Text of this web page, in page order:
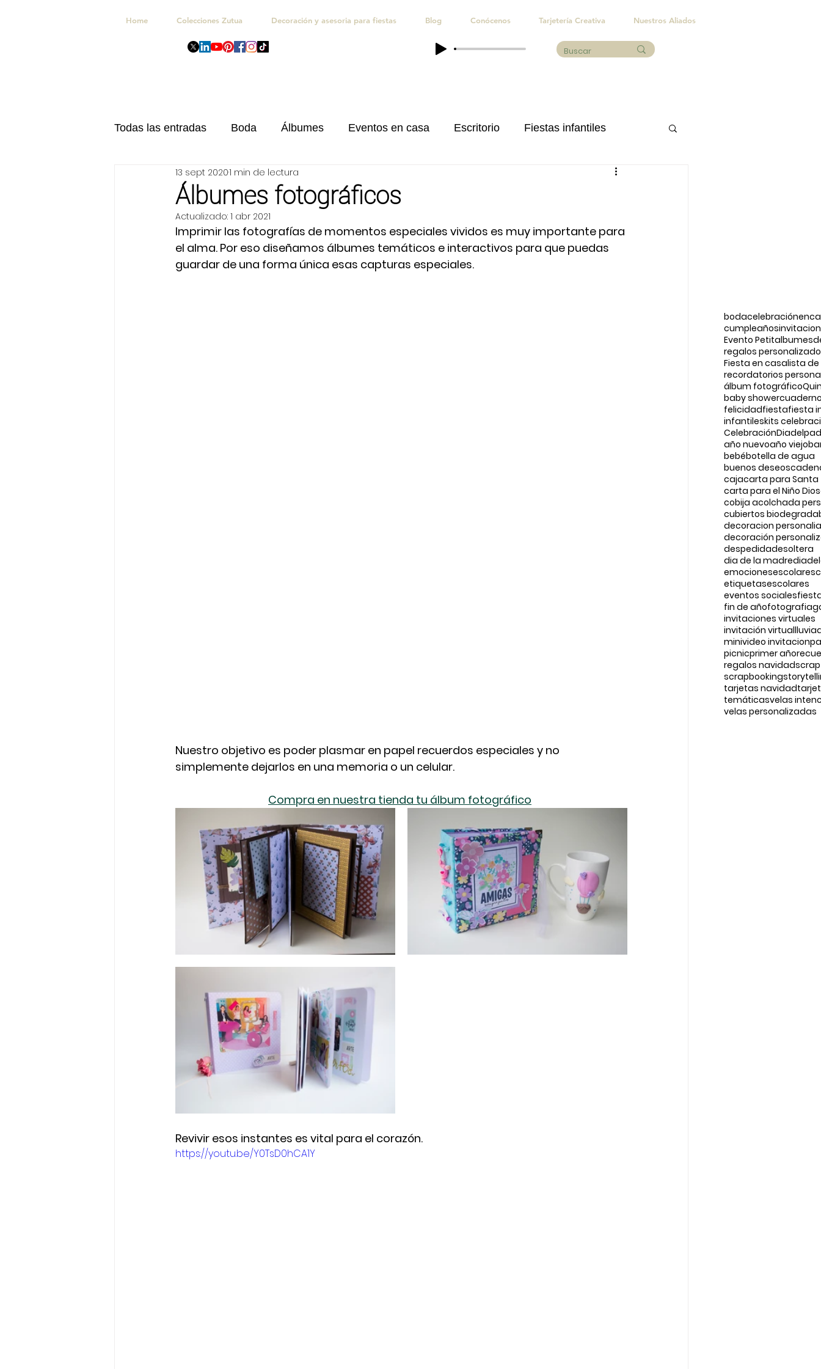
Home Colecciones Zutua Decoración y asesoria para fiestas Blog Conócenos Tarjetería Creativa Nuestros Aliados
Todas las entradas Boda Álbumes Eventos en casa Escritorio Fiestas infantiles
Navidad Kits Celebraciones Eventos sociales
Álbumes fotográficos
13 sept 20201 min de lectura
Actualizado: 1 abr 2021
Imprimir las fotografías de momentos especiales vividos es muy importante para
el alma. Por eso diseñamos álbumes temáticos e interactivos para que puedas
guardar de una forma única esas capturas especiales.
Nuestro objetivo es poder plasmar en papel recuerdos especiales y no
simplemente dejarlos en una memoria o un celular.
Compra en nuestra tienda tu álbum fotográfico
Revivir esos instantes es vital para el corazón.
https://youtu.be/Y0TsD0hCA1Y
boda
cumpleaños
Evento Petitalbumes
regalos
Fiesta en casalista
recordatorios
álbum fotográfico
baby shower
felicidadfiestafiesta
infantileskits
Celebración
año nuevoaño viejo
bebébotella de agua
buenos deseos
cajacarta para Santa
carta para el Niño Dios
cobija acolchada
cubiertos
decoracion
decoración
despedidadesoltera
dia de la madre
emocionesescolar
etiquetasescolares
eventos sociales
fin de añofotografia
invitaciones virtuales
invitación virtual
minivideo invitacion
picnicprimer año
regalos navidadscrap
scrapbooking
tarjetas navidad
temáticasvelas
velas personalizadas